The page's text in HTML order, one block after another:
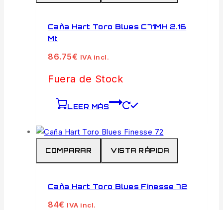
Caña Hart Toro Blues C71MH 2.16
Mt
86.75€ IVA incl.
Fuera de Stock
LEER MÁS
COMPARAR VISTA RÁPIDA
Caña Hart Toro Blues Finesse 72
84€ IVA incl.